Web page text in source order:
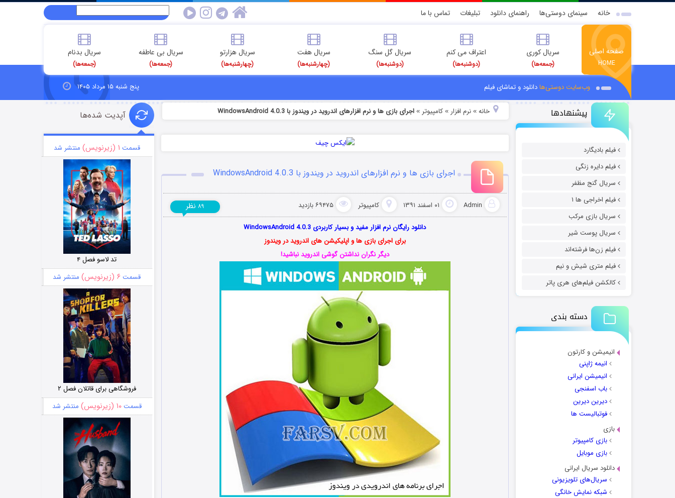
خانه سینمای دوستی‌ها راهنمای دانلود تبلیغات تماس با ما
صفحه اصلی
HOME
سریال کوری
(جمعه‌ها)
اعتراف می کنم
(دوشنبه‌ها)
سریال گل سنگ
(دوشنبه‌ها)
سریال هفت
(چهارشنبه‌ها)
سریال هزارتو
(چهارشنبه‌ها)
سریال بی عاطفه
(جمعه‌ها)
سریال بدنام
(جمعه‌ها)
وب‌سایت دوستی‌هادانلود و تماشای فیلم پنج شنبه ۱۵ مرداد ۱۴۰۵
پیشنهادها
فیلم بادیگارد
فیلم دایره زنگی
سریال گنج مظفر
فیلم اخراجی ها ۱
سریال بازی مرکب
سریال پوست شیر
فیلم زن‌ها فرشته‌اند
فیلم متری شیش و نیم
کالکشن فیلم‌های هری پاتر
دسته بندی
انیمیشن و کارتون
انیمه ژاپنی
انیمیشن ایرانی
باب اسفنجی
دیرین دیرین
فوتبالیست ها
بازی
بازی کامپیوتر
بازی موبایل
دانلود سریال ایرانی
سریال‌های تلویزیونی
شبکه نمایش خانگی
خانه» نرم افزار » کامپیوتر » اجرای بازی ها و نرم افزارهای اندروید در ویندوز با WindowsAndroid 4.0.3
اجرای بازی ها و نرم افزارهای اندروید در ویندوز با WindowsAndroid 4.0.3
Admin ۰۱ اسفند ۱۳۹۱ کامپیوتر ۶۹۴۷۵ بازدید ۸۹ نظر
دانلود رایگان نرم افزار مفید و بسیار کاربردی WindowsAndroid 4.0.3
برای اجرای بازی ها و اپلیکیشن های اندروید در ویندوز
دیگر نگران نداشتن گوشی اندروید نباشید!
آپدیت شده‌ها
قسمت ۱ (زیرنویس) منتشر شد
تد لاسو فصل ۴
قسمت ۶ (زیرنویس) منتشر شد
فروشگاهی برای قاتلان فصل ۲
قسمت۱۰ (زیرنویس) منتشر شد